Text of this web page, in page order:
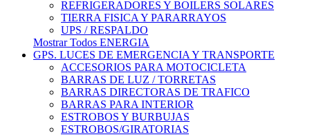
REFRIGERADORES Y BOILERS SOLARES
TIERRA FISICA Y PARARRAYOS
UPS / RESPALDO
Mostrar Todos ENERGIA
GPS. LUCES DE EMERGENCIA Y TRANSPORTE
ACCESORIOS PARA MOTOCICLETA
BARRAS DE LUZ / TORRETAS
BARRAS DIRECTORAS DE TRAFICO
BARRAS PARA INTERIOR
ESTROBOS Y BURBUJAS
ESTROBOS/GIRATORIAS